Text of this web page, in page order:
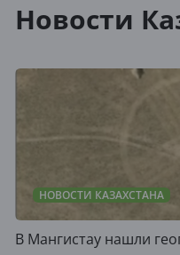
Новости
НОВОСТИ КАЗАХСТАНА
В Мангистау нашли